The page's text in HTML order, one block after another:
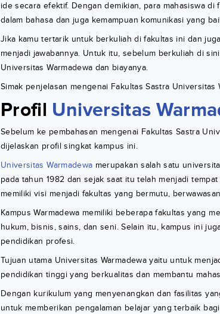
ide secara efektif. Dengan demikian, para mahasiswa
dalam bahasa dan juga kemampuan komunikasi yang
Jika kamu tertarik untuk berkuliah di fakultas ini dan
menjadi jawabannya. Untuk itu, sebelum berkuliah di
Universitas Warmadewa dan biayanya.
Simak penjelasan mengenai Fakultas Sastra Universitas
Profil Universitas
Sebelum ke pembahasan mengenai Fakultas Sastra
dijelaskan profil singkat kampus ini.
Universitas Warmadewa merupakan salah satu
pada tahun 1982 dan sejak saat itu telah menjadi
memiliki visi menjadi fakultas yang bermutu,
Kampus Warmadewa memiliki beberapa fakultas yang
hukum, bisnis, sains, dan seni. Selain itu, kampus ini
pendidikan profesi.
Tujuan utama Universitas Warmadewa yaitu untuk
pendidikan tinggi yang berkualitas dan membantu
Dengan kurikulum yang menyenangkan dan fasilitas
untuk memberikan pengalaman belajar yang terbaik